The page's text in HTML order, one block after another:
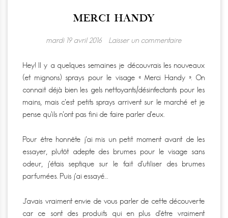
MERCI HANDY
mardi 19 avril 2016 Laisser un commentaire
Hey! Il y a quelques semaines je découvrais les nouveaux
(et mignons) sprays pour le visage « Merci Handy ». On
connait déjà bien les gels nettoyants/désinfectants pour les
mains, mais c’est petits sprays arrivent sur le marché et je
pense qu’ils n’ont pas fini de faire parler d’eux.
Pour être honnête j’ai mis un petit moment avant de les
essayer, plutôt adepte des brumes pour le visage sans
odeur, j’étais septique sur le fait d’utiliser des brumes
parfumées. Puis j’ai essayé…
J’avais vraiment envie de vous parler de cette découverte
car ce sont des produits qui en plus d’être vraiment